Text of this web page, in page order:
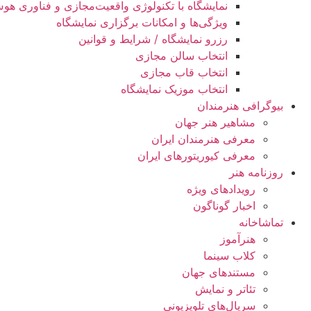
نمایشگاه با تکنولوژی واقعیت‌مجازی و فناوری
ویژگی‌ها و امکانات برگزاری نمایشگاه
رزرو نمایشگاه / شرایط و قوانین
انتخاب سالن مجازی
انتخاب قاب مجازی
انتخاب موزیک نمایشگاه
بیوگرافی هنرمندان
مشاهیر هنر جهان
معرفی هنرمندان ایران
معرفی کیوریتورهای ایران
روزنامه هنر
رویدادهای ویژه
اخبار گوناگون
تماشاخانه
هنرآموز
کلاب سینما
مستندهای جهان
تئاتر و نمایش
سریال‌های تلویزیونی